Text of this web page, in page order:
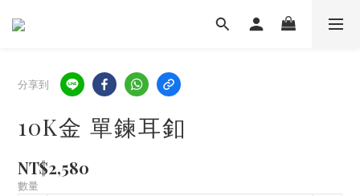
分享到
10K金 單鍊耳釦
NT$2,580
數量